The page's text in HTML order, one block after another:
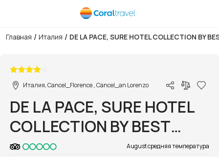
Главная / Италия / DE LA PACE, SURE HOTEL COLLECTION BY
Италия, Cancel_Florence., Cancel_an Lorenzo
DE LA PACE, SURE HOTEL
COLLECTION BY BEST
WESTERN
August средняя температура